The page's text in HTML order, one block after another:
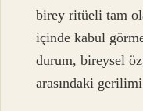
birey ritüeli tam
içinde kabul
durum, bireysel
arasındaki